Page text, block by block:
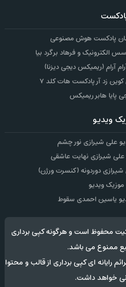
پادکست هوش مصنوعی
الکترونیک و فرهاد برگرد بیا
آرام (ریمیکس دیجی دیزنا)
زد آر پادکست هات کلد ۷
پایا هابر ریمیکس
ویدیو
علی شیرازی نور چشم
علی شیرازی نهایت عاشقی
شیرازی دوردونه (کنسرت ورژن)
موزیک ویدیو
یاسین احمدی سقوط
محفوظ است و هرگونه کپی برداری
ممنوع می باشد.
جرائم رایانه ای کپی برداری از قالب و محتوا
خواهد داشت.